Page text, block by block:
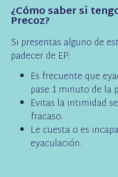
¿Cómo saber si
Precoz?
Si presentas alguno de
padecer de EP:
Es frecuente que
pase 1 minuto de la
Evitas la intimidad
fracaso.
Le cuesta o es
eyaculación.